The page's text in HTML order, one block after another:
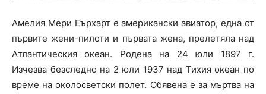
Амелия Мери Еърхарт е американски авиатор, една от
първите жени-пилоти и първата жена, прелетяла над
Атлантическия океан. Родена на 24 юли 1897 г.
Изчезва безследно на 2 юли 1937 над Тихия океан по
време на околосветски полет. Обявена е за мъртва на